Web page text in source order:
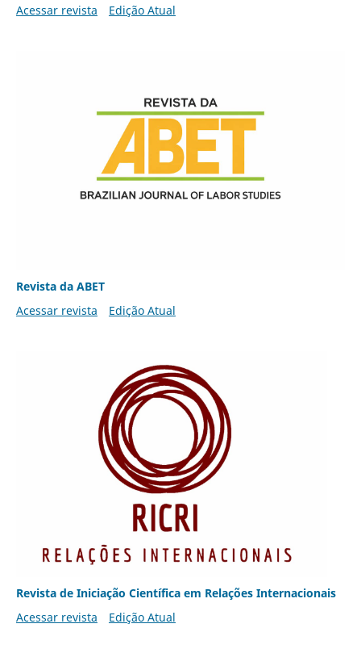
Acessar revista Edição Atual
Revista da ABET
Acessar revista
Edição Atual
Revista de Iniciação Científica em Relações Internacionais
Acessar revista
Edição Atual